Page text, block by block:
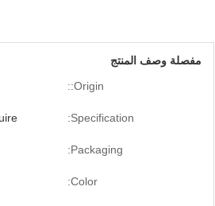
مفصلة وصف المنتج
Origin::
Specification:
Packaging:
Color: